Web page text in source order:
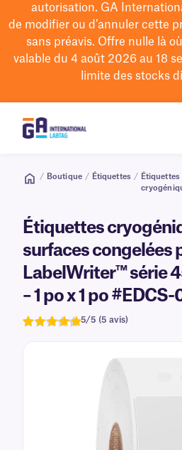
autorisation. GA
de modifierou d’annuler cette
sans préavis. Offre nulle là
valable du 4 août 2026 au 18
limite des stocks
/ Boutique / Étiquettes / Étiquettes
Étiquettes
surfaces congelées
LabelWriter™ série
– 1 po x 1 po
5/5 (5 avis)